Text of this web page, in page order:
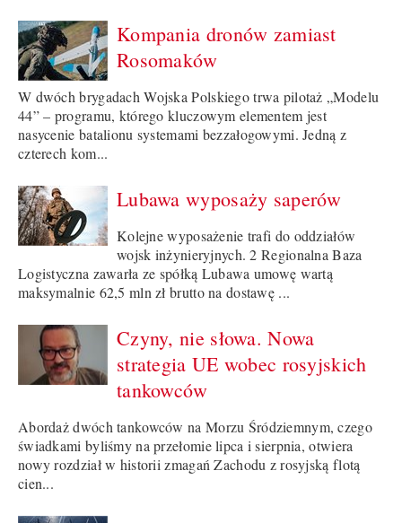
Kompania dronów zamiast
Rosomaków
W dwóch brygadach Wojska Polskiego trwa pilotaż „Modelu
44” – programu, którego kluczowym elementem jest
nasycenie batalionu systemami bezzałogowymi. Jedną z
czterech kom...
Lubawa wyposaży saperów
Kolejne wyposażenie trafi do oddziałów
wojsk inżynieryjnych. 2 Regionalna Baza
Logistyczna zawarła ze spółką Lubawa umowę wartą
maksymalnie 62,5 mln zł brutto na dostawę ...
Czyny, nie słowa. Nowa
strategia UE wobec rosyjskich
tankowców
Abordaż dwóch tankowców na Morzu Śródziemnym, czego
świadkami byliśmy na przełomie lipca i sierpnia, otwiera
nowy rozdział w historii zmagań Zachodu z rosyjską flotą
cien...